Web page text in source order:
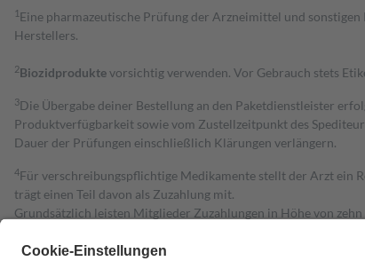
1 Eine pharmazeutische Prüfung der Arzneimittel und
Herstellers.
2Biozidproduktevorsichtig verwenden. Vor Gebrauch stets
3Die Übergabe deiner Bestellung an den Paketdienstleister
Produktverfügbarkeit sowie vom Zustellzeitpunkt des
Dauer der Prüfungen einschließlich Klärungen verlängern.
4Für verschreibungspflichtige Medikamente stellt der Arzt ein
trägt einen Teil davon als Zuzahlung mit.
Grundsätzlich leisten Mitglieder Zuzahlungen in Höhe von zehn
Diese Regeln gelten grundsätzlich auch für Online-Apotheken.